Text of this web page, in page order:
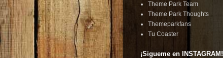
Theme Park Team
Theme Park Thoughts
Themeparkfans
Tu Coaster
¡Sigueme en INSTAGRAM!